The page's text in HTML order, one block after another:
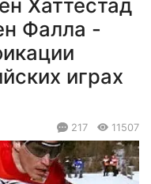
Хаттестад
Фалла -
играх
217 11507